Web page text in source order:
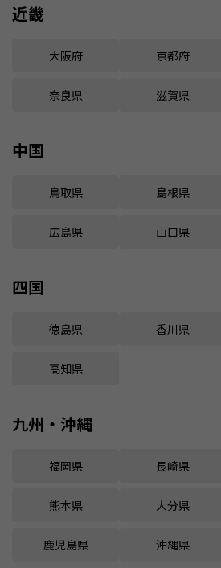
近畿
大阪府 京都府
奈良県 滋賀県
中国
鳥取県 島根県
広島県 山口県
四国
徳島県 香川県
高知県
九州・沖縄
福岡県 長崎県
熊本県 大分県
鹿児島県 沖縄県